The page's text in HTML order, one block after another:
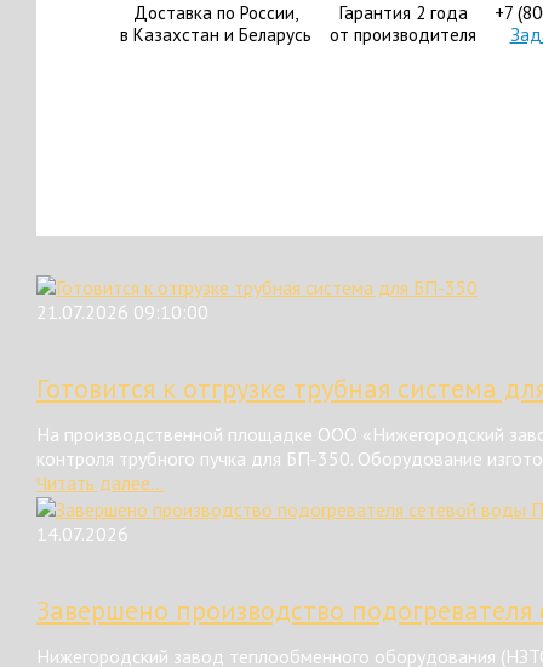
Доставка по России,
в Казахстан и Беларусь
Гарантия 2 года
от производителя
+7
21.07.2026 09:10:00
Готовится к отгрузке трубная система
На производственной площадке ООО «Нижегородский
контроля трубного пучка для БП-350. Оборудование
Читать далее...
14.07.2026
Завершено производство
Нижегородский завод теплообменного оборудования